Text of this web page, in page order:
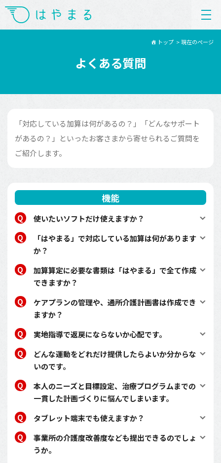
トップ >現在のページ
よくある質問
「対応している加算は何があるの？」「どんなサポート
があるの？」といったお客さまから寄せられるご質問を
ご紹介します。
機能
使いたいソフトだけ使えますか？
「はやまる」で対応している加算は何があります
か？
加算算定に必要な書類は「はやまる」で全て作成
できますか？
ケアプランの管理や、通所介護計画書は作成でき
ますか？
実地指導で返戻にならないか心配です。
どんな運動をどれだけ提供したらよいか分からな
いのです。
本人のニーズと目標設定、治療プログラムまでの
一貫した計画づくりに悩んでしまいます。
タブレット端末でも使えますか？
事業所の介護度改善度なども提出できるのでしょ
うか。